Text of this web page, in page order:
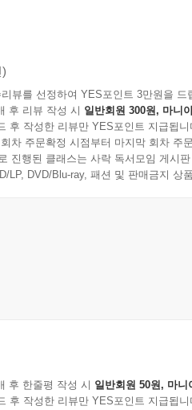
뷰를 선정하여 YES포인트 3만원을 드
후 리뷰 작성 시 일반회원 300원, 마니
후 작성한 리뷰만 YES포인트 지급됩니
차 주문확정 시점부터 마지막 회차 주
진행된 클래스는 사락 독서모임 게시
LP, DVD/Blu-ray, 패션 및 판매금지 상
후 한줄평 작성 시 일반회원 50원, 마니
후 작성한 리뷰만 YES포인트 지급됩니